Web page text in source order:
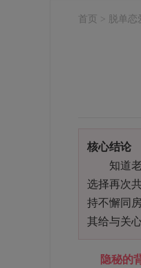
首页 > 脱单恋
核心结论
知道老
选择再次
持不懈同
其给与关
隐秘的